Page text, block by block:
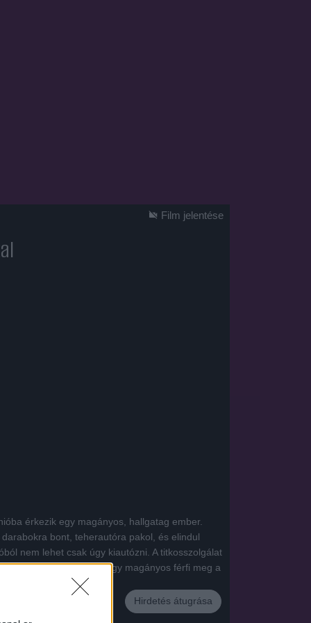
Hirdetés átugrása
Film jelentése
érkezik egy magányos, hallgatag ember.
bont, teherautóra pakol, és elindul
nem lehet csak úgy kiautózni. A titkosszolgálat
elpusztításáért is. Egy magányos férfi meg a